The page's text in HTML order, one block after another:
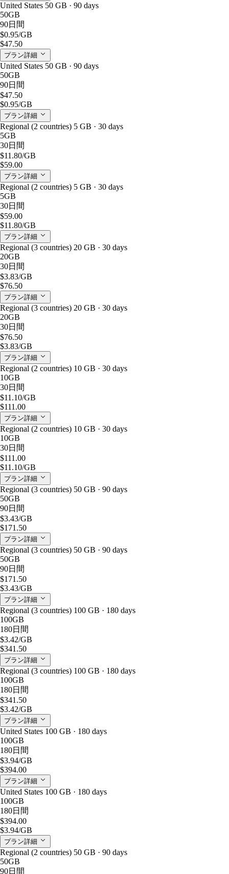
United States 50 GB · 90 days
50GB
90日間
$0.95/GB
$47.50
プラン詳細
United States 50 GB · 90 days
50GB
90日間
$47.50
$0.95/GB
プラン詳細
Regional (2 countries) 5 GB · 30 days
5GB
30日間
$11.80/GB
$59.00
プラン詳細
Regional (2 countries) 5 GB · 30 days
5GB
30日間
$59.00
$11.80/GB
プラン詳細
Regional (3 countries) 20 GB · 30 days
20GB
30日間
$3.83/GB
$76.50
プラン詳細
Regional (3 countries) 20 GB · 30 days
20GB
30日間
$76.50
$3.83/GB
プラン詳細
Regional (2 countries) 10 GB · 30 days
10GB
30日間
$11.10/GB
$111.00
プラン詳細
Regional (2 countries) 10 GB · 30 days
10GB
30日間
$111.00
$11.10/GB
プラン詳細
Regional (3 countries) 50 GB · 90 days
50GB
90日間
$3.43/GB
$171.50
プラン詳細
Regional (3 countries) 50 GB · 90 days
50GB
90日間
$171.50
$3.43/GB
プラン詳細
Regional (3 countries) 100 GB · 180 days
100GB
180日間
$3.42/GB
$341.50
プラン詳細
Regional (3 countries) 100 GB · 180 days
100GB
180日間
$341.50
$3.42/GB
プラン詳細
United States 100 GB · 180 days
100GB
180日間
$3.94/GB
$394.00
プラン詳細
United States 100 GB · 180 days
100GB
180日間
$394.00
$3.94/GB
プラン詳細
Regional (2 countries) 50 GB · 90 days
50GB
90日間